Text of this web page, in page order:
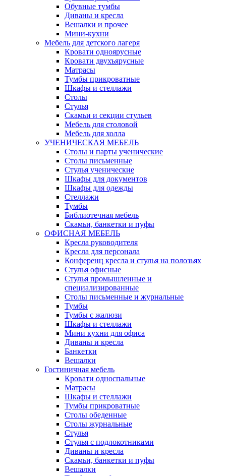
Обувные тумбы
Диваны и кресла
Вешалки и прочее
Мини-кухни
Мебель для детского лагеря
Кровати одноярусные
Кровати двухъярусные
Матрасы
Тумбы прикроватные
Шкафы и стеллажи
Столы
Стулья
Скамьи и секции стульев
Мебель для столовой
Мебель для холла
УЧЕНИЧЕСКАЯ МЕБЕЛЬ
Столы и парты ученические
Столы письменные
Стулья ученические
Шкафы для документов
Шкафы для одежды
Стеллажи
Тумбы
Библиотечная мебель
Скамьи, банкетки и пуфы
ОФИСНАЯ МЕБЕЛЬ
Кресла руководителя
Кресла для персонала
Конференц кресла и стулья на полозьях
Стулья офисные
Стулья промышленные и
специализированные
Столы письменные и журнальные
Тумбы
Тумбы с жалюзи
Шкафы и стеллажи
Мини кухни для офиса
Диваны и кресла
Банкетки
Вешалки
Гостиничная мебель
Кровати односпальные
Матрасы
Шкафы и стеллажи
Тумбы прикроватные
Столы обеденные
Столы журнальные
Стулья
Стулья с подлокотниками
Диваны и кресла
Скамьи, банкетки и пуфы
Вешалки